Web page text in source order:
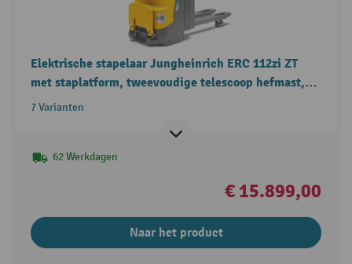
Elektrische stapelaar Jungheinrich ERC 112zi ZT
met staplatform, tweevoudige telescoop hefmast,
draagvermogen 1.200 kg
7 Varianten
62 Werkdagen
€ 15.899,00
Naar het product